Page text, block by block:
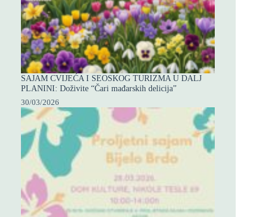
SAJAM CVIJEĆA I SEOSKOG TURIZMA U DALJ
PLANINI: Doživite “Čari mađarskih delicija”
30/03/2026